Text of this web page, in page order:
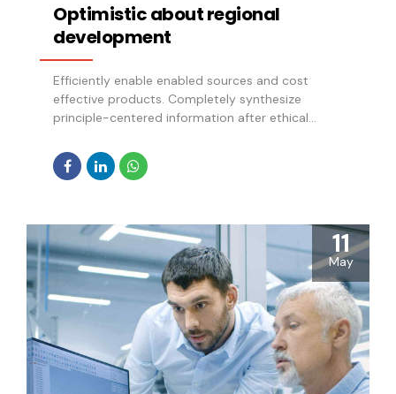
Optimistic about regional
development
Efficiently enable enabled sources and cost
effective products. Completely synthesize
principle-centered information after ethical
infrastructures via inexpensive materials.
11
May